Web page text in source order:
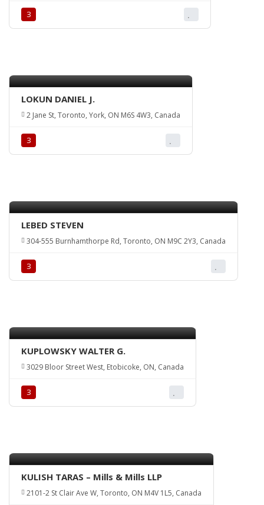
З
LOKUN DANIEL J.
2 Jane St, Toronto, York, ON M6S 4W3, Canada
З
LEBED STEVEN
304-555 Burnhamthorpe Rd, Toronto, ON M9C 2Y3, Canada
З
KUPLOWSKY WALTER G.
3029 Bloor Street West, Etobicoke, ON, Canada
З
KULISH TARAS – Mills & Mills LLP
2101-2 St Clair Ave W, Toronto, ON M4V 1L5, Canada